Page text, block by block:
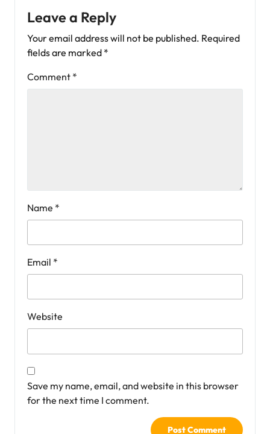
Leave a Reply
Your email address will not be published. Required
fields are marked *
Comment *
Name *
Email *
Website
Save my name, email, and website in this browser
for the next time I comment.